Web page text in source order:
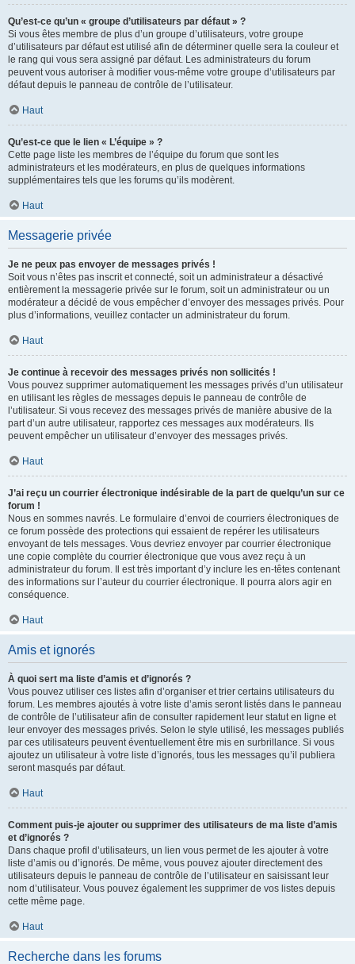
Qu’est-ce qu’un « groupe d’utilisateurs par défaut » ?
Si vous êtes membre de plus d’un groupe d’utilisateurs, votre groupe
d’utilisateurs par défaut est utilisé afin de déterminer quelle sera la couleur et
le rang qui vous sera assigné par défaut. Les administrateurs du forum
peuvent vous autoriser à modifier vous-même votre groupe d’utilisateurs par
défaut depuis le panneau de contrôle de l’utilisateur.
Haut
Qu’est-ce que le lien « L’équipe » ?
Cette page liste les membres de l’équipe du forum que sont les
administrateurs et les modérateurs, en plus de quelques informations
supplémentaires tels que les forums qu’ils modèrent.
Haut
Messagerie privée
Je ne peux pas envoyer de messages privés !
Soit vous n’êtes pas inscrit et connecté, soit un administrateur a désactivé
entièrement la messagerie privée sur le forum, soit un administrateur ou un
modérateur a décidé de vous empêcher d’envoyer des messages privés. Pour
plus d’informations, veuillez contacter un administrateur du forum.
Haut
Je continue à recevoir des messages privés non sollicités !
Vous pouvez supprimer automatiquement les messages privés d’un utilisateur
en utilisant les règles de messages depuis le panneau de contrôle de
l’utilisateur. Si vous recevez des messages privés de manière abusive de la
part d’un autre utilisateur, rapportez ces messages aux modérateurs. Ils
peuvent empêcher un utilisateur d’envoyer des messages privés.
Haut
J’ai reçu un courrier électronique indésirable de la part de quelqu’un sur ce
forum !
Nous en sommes navrés. Le formulaire d’envoi de courriers électroniques de
ce forum possède des protections qui essaient de repérer les utilisateurs
envoyant de tels messages. Vous devriez envoyer par courrier électronique
une copie complète du courrier électronique que vous avez reçu à un
administrateur du forum. Il est très important d’y inclure les en-têtes contenant
des informations sur l’auteur du courrier électronique. Il pourra alors agir en
conséquence.
Haut
Amis et ignorés
À quoi sert ma liste d’amis et d’ignorés ?
Vous pouvez utiliser ces listes afin d’organiser et trier certains utilisateurs du
forum. Les membres ajoutés à votre liste d’amis seront listés dans le panneau
de contrôle de l’utilisateur afin de consulter rapidement leur statut en ligne et
leur envoyer des messages privés. Selon le style utilisé, les messages publiés
par ces utilisateurs peuvent éventuellement être mis en surbrillance. Si vous
ajoutez un utilisateur à votre liste d’ignorés, tous les messages qu’il publiera
seront masqués par défaut.
Haut
Comment puis-je ajouter ou supprimer des utilisateurs de ma liste d’amis
et d’ignorés ?
Dans chaque profil d’utilisateurs, un lien vous permet de les ajouter à votre
liste d’amis ou d’ignorés. De même, vous pouvez ajouter directement des
utilisateurs depuis le panneau de contrôle de l’utilisateur en saisissant leur
nom d’utilisateur. Vous pouvez également les supprimer de vos listes depuis
cette même page.
Haut
Recherche dans les forums